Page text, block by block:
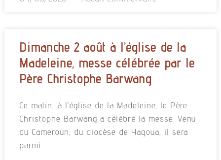
Dimanche 2 août à l’église de la
Madeleine, messe célébrée par le
Père Christophe Barwang
Ce matin, à l’église de la Madeleine, le Père
Christophe Barwang a célébré la messe. Venu
du Cameroun, du diocèse de Yagoua, il sera
parmi